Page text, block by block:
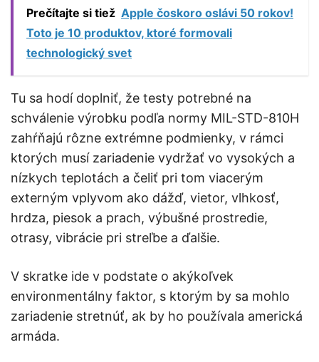
Prečítajte si tiež Apple čoskoro oslávi 50 rokov!
Toto je 10 produktov, ktoré formovali
technologický svet
Tu sa hodí doplniť, že testy potrebné na
schválenie výrobku podľa normy MIL-STD-810H
zahŕňajú rôzne extrémne podmienky, v rámci
ktorých musí zariadenie vydržať vo vysokých a
nízkych teplotách a čeliť pri tom viacerým
externým vplyvom ako dážď, vietor, vlhkosť,
hrdza, piesok a prach, výbušné prostredie,
otrasy, vibrácie pri streľbe a ďalšie.
V skratke ide v podstate o akýkoľvek
environmentálny faktor, s ktorým by sa mohlo
zariadenie stretnúť, ak by ho používala americká
armáda.